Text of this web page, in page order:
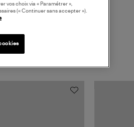
vos choix via « Paramétrer »,
(« Continuer sans accepter »).